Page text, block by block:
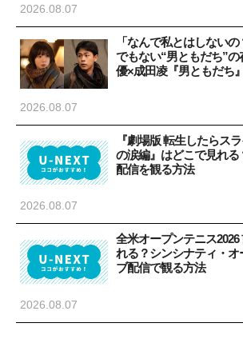
2026.08.07
「なんで私とはしない
でもない“男ともだち”
優×成田凌『男ともだち
2026.08.07
『劇場版 転生したらス
の涙編』はどこで見れる
配信を観る方法
2026.08.07
全米オープンテニス
れる？シンシナティ・オ
ブ配信で観る方法
2026.08.07